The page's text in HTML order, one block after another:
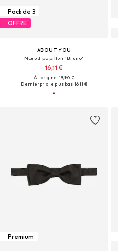
Pack de 3
OFFRE
ABOUT YOU
Nœud papillon 'Bruno'
16,11 €
À l'origine : 19,90 €
Dernier prix le plus bas :16,11 €
Premium